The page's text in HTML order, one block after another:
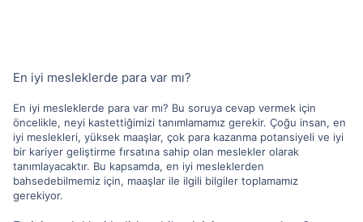
En iyi mesleklerde para var mı?
En iyi mesleklerde para var mı? Bu soruya cevap vermek için
öncelikle, neyi kastettiğimizi tanımlamamız gerekir. Çoğu insan, en
iyi meslekleri, yüksek maaşlar, çok para kazanma potansiyeli ve iyi
bir kariyer geliştirme fırsatına sahip olan meslekler olarak
tanımlayacaktır. Bu kapsamda, en iyi mesleklerden
bahsedebilmemiz için, maaşlar ile ilgili bilgiler toplamamız
gerekiyor.